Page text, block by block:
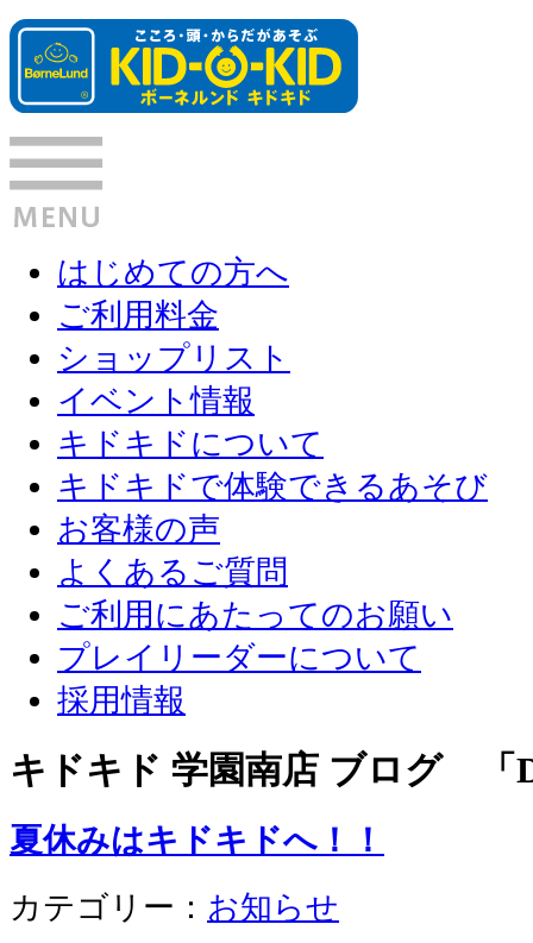
はじめての方へ
ご利用料金
ショップリスト
イベント情報
キドキドについて
キドキドで体験できるあそび
お客様の声
よくあるご質問
ご利用にあたってのお願い
プレイリーダーについて
採用情報
キドキド 学園南店 ブログ 「
夏休みはキドキドへ！！
カテゴリー： お知らせ